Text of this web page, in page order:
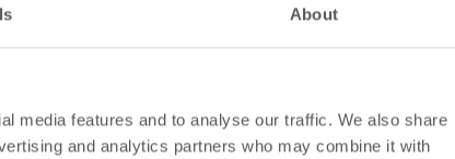
About
media features and to analyse our traffic. We also share
and analytics partners who may combine it with